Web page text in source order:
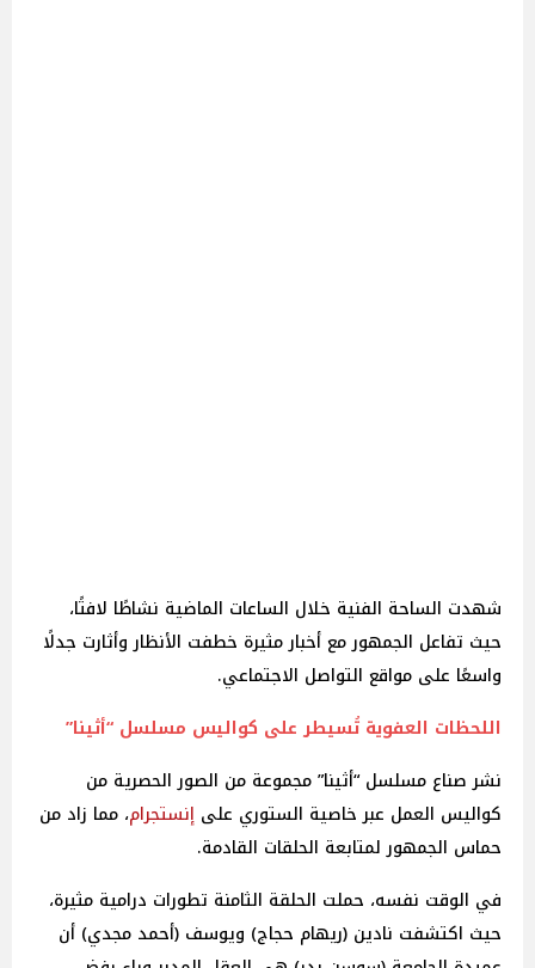
شهدت الساحة الفنية خلال الساعات الماضية نشاطًا لافتًا،
حيث تفاعل الجمهور مع أخبار مثيرة خطفت الأنظار وأثارت جدلًا
واسعًا على مواقع التواصل الاجتماعي.
اللحظات العفوية تُسيطر على كواليس مسلسل “أثينا”
نشر صناع مسلسل “أثينا” مجموعة من الصور الحصرية من
كواليس العمل عبر خاصية الستوري على إنستجرام، مما زاد من
حماس الجمهور لمتابعة الحلقات القادمة.
في الوقت نفسه، حملت الحلقة الثامنة تطورات درامية مثيرة،
حيث اكتشفت نادين (ريهام حجاج) ويوسف (أحمد مجدي) أن